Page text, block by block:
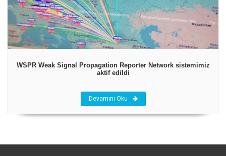
WSPR Weak Signal Propagation Reporter Network sistemimiz
aktif edildi
Devamını Oku